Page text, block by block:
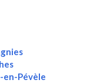
en-Pévèle